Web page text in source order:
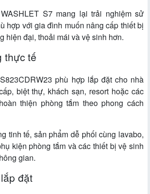
S7 mang lại trải nghiệm sử
hợp với gia đình muốn nâng cấp thiết bị
hiện đại, thoải mái và vệ sinh hơn.
thực tế
phù hợp lắp đặt cho nhà
biệt thự, khách sạn, resort hoặc các
thiện phòng tắm theo phong cách
tinh tế, sản phẩm dễ phối cùng lavabo,
kiện phòng tắm và các thiết bị vệ sinh
gian.
đặt